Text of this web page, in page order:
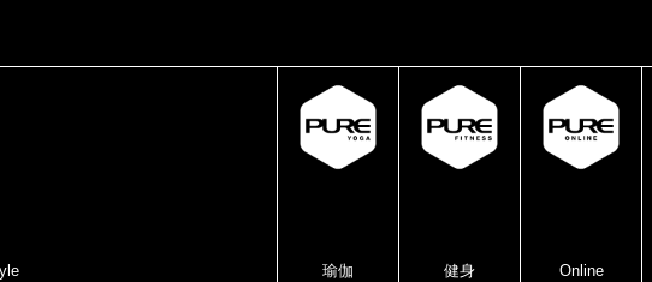
瑜伽 健身 Online